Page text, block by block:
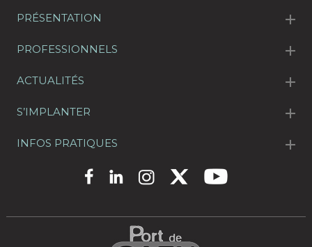
PRÉSENTATION
PROFESSIONNELS
ACTUALITÉS
S’IMPLANTER
INFOS PRATIQUES